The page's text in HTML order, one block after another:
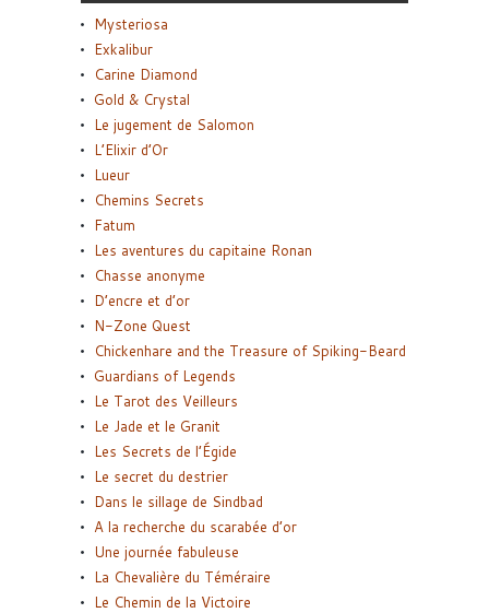
Mysteriosa
Exkalibur
Carine Diamond
Gold & Crystal
Le jugement de Salomon
L’Elixir d’Or
Lueur
Chemins Secrets
Fatum
Les aventures du capitaine Ronan
Chasse anonyme
D’encre et d’or
N-Zone Quest
Chickenhare and the Treasure of Spiking-Beard
Guardians of Legends
Le Tarot des Veilleurs
Le Jade et le Granit
Les Secrets de l’Égide
Le secret du destrier
Dans le sillage de Sindbad
A la recherche du scarabée d’or
Une journée fabuleuse
La Chevalière du Téméraire
Le Chemin de la Victoire